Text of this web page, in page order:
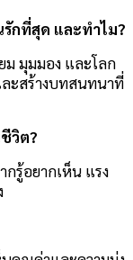
กที่สุด และทำไม?
มุมมอง และโลก
ะสร้างบทสนทนาที่
วิต?
รู้อยากเห็น แรง